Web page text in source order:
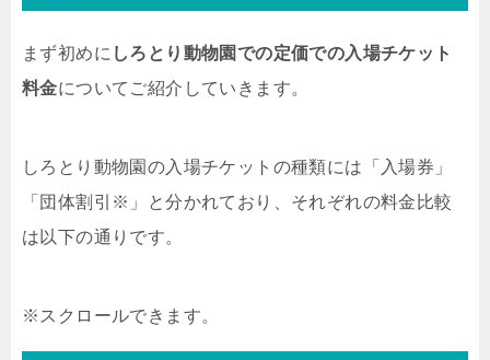
まず初めに しろとり動物園での定価での入場チケット
料金についてご紹介していきます。
しろとり動物園の入場チケットの種類には「入場券」
「団体割引※」と分かれており、それぞれの料金比較
は以下の通りです。